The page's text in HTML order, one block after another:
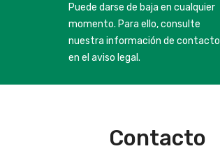
Puede darse de baja en cualquier
momento. Para ello, consulte
nuestra información de contacto
en el aviso legal.
Contacto